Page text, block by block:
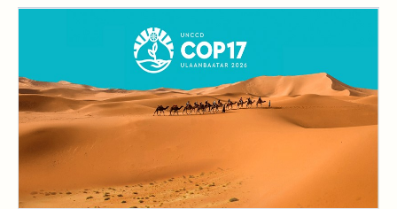
тэрбум орчим төгрөгийн өртөгтэй аж.